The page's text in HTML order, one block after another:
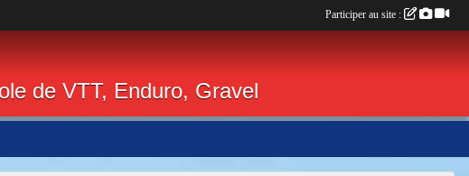
de VTT, Enduro, Gravel
Participer au site :